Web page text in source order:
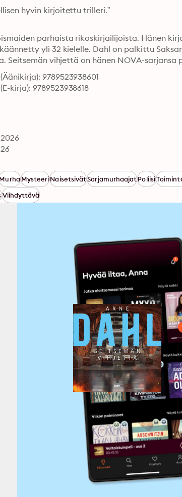
hyvin kirjoitettu trilleri.”
parhaista rikoskirjailijoista. Hänen
yli 32 kielelle. Dahl on palkittu
Seitsemän vihjettä on hänen NOVA-
9789523938601
kirja): 9789523938618
MysteeriNaisetsivätSarjamurhaajatPoliisi
Viihdyttävä